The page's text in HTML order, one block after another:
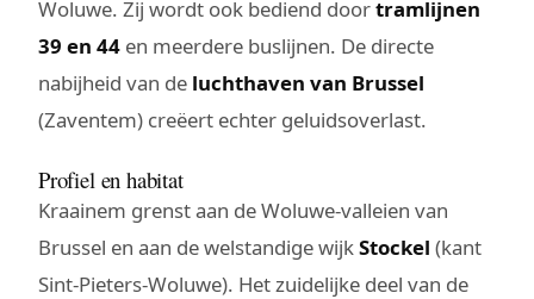
Woluwe. Zij wordt ook bediend doortramlijnen
39 en 44 en meerdere buslijnen. De directe
nabijheid van de luchthaven van Brussel
(Zaventem) creëert echter geluidsoverlast.
Profiel en habitat
Kraainem grenst aan de Woluwe-valleien van
Brussel en aan de welstandige wijkStockel (kant
Sint-Pieters-Woluwe). Het zuidelijke deel van de